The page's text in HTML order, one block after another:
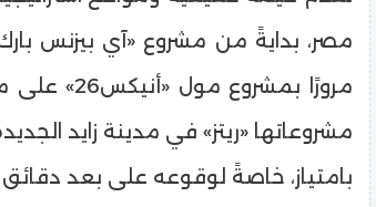
مصر، بدايةً من مشروع «آي بيزنس
مشروعاتها «ريتز» في مدينة زايد
بامتياز، خاصةً لوقوعه على بعد